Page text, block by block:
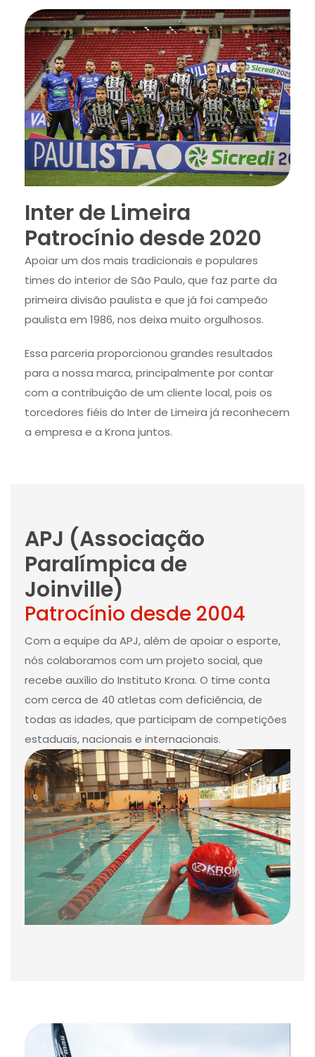
Inter de Limeira
Patrocínio desde 2020
Apoiar um dos mais tradicionais e populares
times do interior de São Paulo, que faz parte da
primeira divisão paulista e que já foi campeão
paulista em 1986, nos deixa muito orgulhosos.
Essa parceria proporcionou grandes resultados
para a nossa marca, principalmente por contar
com a contribuição de um cliente local, pois os
torcedores fiéis do Inter de Limeira já reconhecem
a empresa e a Krona juntos.
APJ (Associação
Paralímpica de
Joinville)
Patrocínio desde 2004
Com a equipe da APJ, além de apoiar o esporte,
nós colaboramos com um projeto social, que
recebe auxílio do Instituto Krona. O time conta
com cerca de 40 atletas com deficiência, de
todas as idades, que participam de competições
estaduais, nacionais e internacionais.